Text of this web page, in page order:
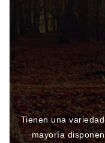
Tienen una
mayoría